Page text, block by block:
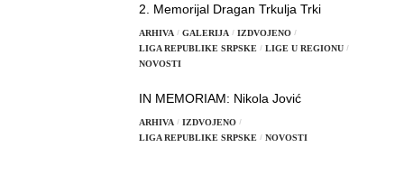
2. Memorijal Dragan Trkulja Trki
ARHIVA GALERIJA
IZDVOJENO
LIGA REPUBLIKE SRPSKE
LIGE U REGIONU
NOVOSTI
IN MEMORIAM: Nikola Jović
ARHIVA
IZDVOJENO
LIGA REPUBLIKE SRPSKE
NOVOSTI